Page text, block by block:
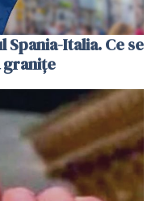
Spania-Italia. Ce se
granițe